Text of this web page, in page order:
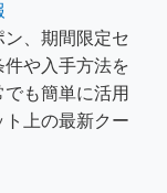
、期間限定セ
や入手方法を
も簡単に活用
上の最新クー